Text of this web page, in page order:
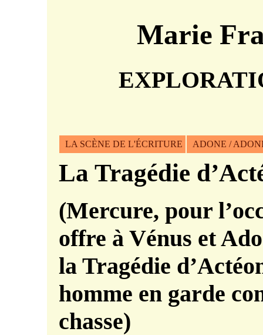
Marie
LA SCÈNE DE L'ÉCRITURE ADONE /
La Tragédie
(Mercure, pour
offre à Vénus et
la Tragédie
homme en garde
chasse)